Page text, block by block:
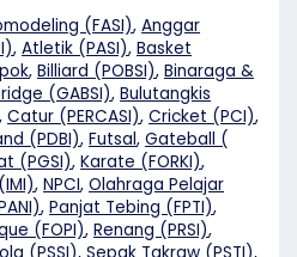
(FASI),Anggar
,Atletik (PASI),Basket
,Billiard (POBSI),Binaraga &
(GABSI),Bulutangkis
,Catur (PERCASI),Cricket (PCI),
(PDBI),Futsal,Gateball (
(PGSI),Karate (FORKI),
,NPCI,Olahraga Pelajar
,Panjat Tebing (FPTI),
(FOPI),Renang (PRSI),